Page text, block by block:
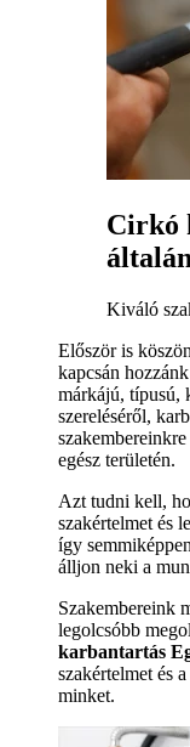
Cirkó
Kiváló
Először is
kapcsán
márkájú, típusú,
szereléséről,
egész területén.
Azt tudni kell,
szakértelmet és
így
álljon neki a
Szakembereink
legolcsóbb
karbantartás
szakértelmet és
minket.